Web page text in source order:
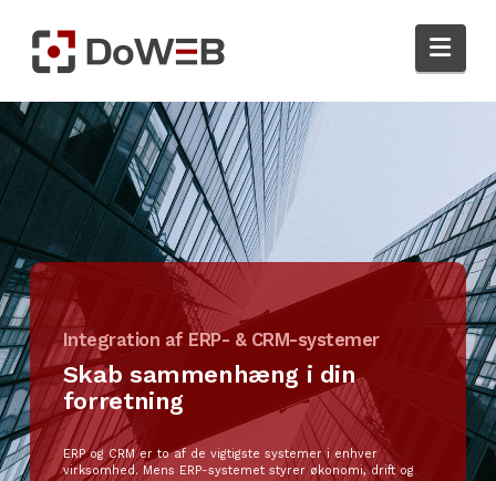
Integration af ERP- & CRM-systemer
Skab sammenhæng i din
forretning
ERP og CRM er to af de vigtigste systemer i enhver
virksomhed. Mens ERP-systemet styrer økonomi, drift og